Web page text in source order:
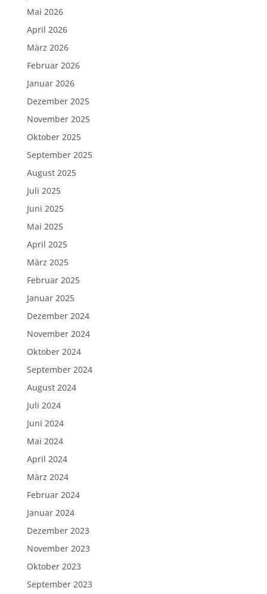
Mai 2026
April 2026
März 2026
Februar 2026
Januar 2026
Dezember 2025
November 2025
Oktober 2025
September 2025
August 2025
Juli 2025
Juni 2025
Mai 2025
April 2025
März 2025
Februar 2025
Januar 2025
Dezember 2024
November 2024
Oktober 2024
September 2024
August 2024
Juli 2024
Juni 2024
Mai 2024
April 2024
März 2024
Februar 2024
Januar 2024
Dezember 2023
November 2023
Oktober 2023
September 2023